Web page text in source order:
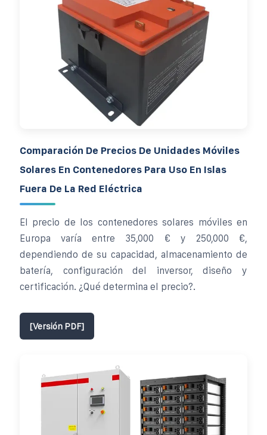
Comparación De Precios De Unidades Móviles
Solares En Contenedores Para Uso En Islas
Fuera De La Red Eléctrica
El precio de los contenedores solares móviles en
Europa varía entre 35,000 € y 250,000 €,
dependiendo de su capacidad, almacenamiento de
batería, configuración del inversor, diseño y
certificación. ¿Qué determina el precio?.
[Versión PDF]